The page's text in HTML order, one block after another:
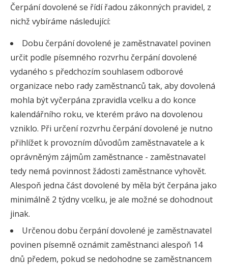
Čerpání dovolené se řídí řadou zákonných pravidel, z
nichž vybíráme následující:
Dobu čerpání dovolené je zaměstnavatel povinen
určit podle písemného rozvrhu čerpání dovolené
vydaného s předchozím souhlasem odborové
organizace nebo rady zaměstnanců tak, aby dovolená
mohla být vyčerpána zpravidla vcelku a do konce
kalendářního roku, ve kterém právo na dovolenou
vzniklo. Při určení rozvrhu čerpání dovolené je nutno
přihlížet k provozním důvodům zaměstnavatele a k
oprávněným zájmům zaměstnance - zaměstnavatel
tedy nemá povinnost žádosti zaměstnance vyhovět.
Alespoň jedna část dovolené by měla být čerpána jako
minimálně 2 týdny vcelku, je ale možné se dohodnout
jinak.
Určenou dobu čerpání dovolené je zaměstnavatel
povinen písemně oznámit zaměstnanci alespoň 14
dnů předem, pokud se nedohodne se zaměstnancem